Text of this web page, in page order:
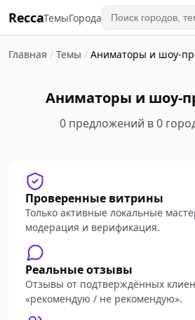
ReccaТемыГорода
Главная / Темы / Аниматоры и шоу-
Аниматоры и шоу-
0 предложений в 0
Проверенные витрины
Только активные локальные
модерация и верификация.
Реальные отзывы
Отзывы от подтверждённых
«рекомендую / не рекомендую».